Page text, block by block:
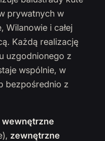
prywatnych w
Wilanowie i całej
Każdą realizację
uzgodnionego z
wspólnie, w
bezpośrednio z
wewnętrzne
zewnętrzne